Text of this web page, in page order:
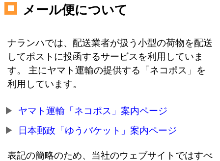
メール便について
ナランハでは、配送業者が扱う小型の荷物を配送
してポストに投函するサービスを利用していま
す。 主にヤマト運輸の提供する「ネコポス」を
利用しています。
ヤマト運輸「ネコポス」案内ページ
日本郵政「ゆうパケット」案内ページ
表記の簡略のため、当社のウェブサイトではすべ